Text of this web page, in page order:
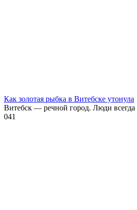
Как золотая рыбка в Витебске утонула
Витебск — речной город. Люди всегда
041